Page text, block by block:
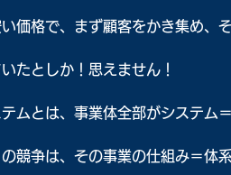
価格で、まず顧客をかき集め、
たとしか！思えません！
ムとは、事業体全部がシステム
競争は、その事業の仕組み＝体